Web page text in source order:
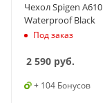
Чехол Spigen A610
Waterproof Black
Под заказ
2 590 руб.
+ 104 Бонусов